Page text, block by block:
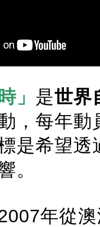
」 是世界
，每年
是希望
。
年從